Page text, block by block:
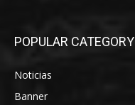
POPULAR CATEGORY
Noticias
Banner